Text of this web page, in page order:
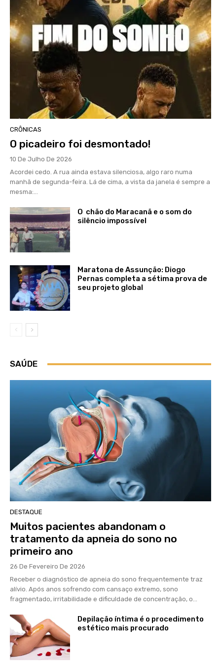
CRÔNICAS
O picadeiro foi desmontado!
10 De Julho De 2026
Acordei cedo. A rua ainda estava silenciosa, algo raro numa
manhã de segunda-feira. Lá de cima, a vista da janela é sempre a
mesma:...
O chão do Maracanã e o som do
silêncio impossível
Maratona de Assunção: Diogo
Pernas completa a sétima prova de
seu projeto global
SAÚDE
DESTAQUE
Muitos pacientes abandonam o
tratamento da apneia do sono no
primeiro ano
26 De Fevereiro De 2026
Receber o diagnóstico de apneia do sono frequentemente traz
alívio. Após anos sofrendo com cansaço extremo, sono
fragmentado, irritabilidade e dificuldade de concentração, o...
Depilação íntima é o procedimento
estético mais procurado